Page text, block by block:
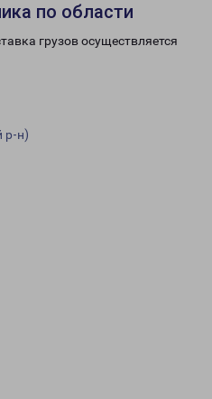
по области
грузов осуществляется
р-н)